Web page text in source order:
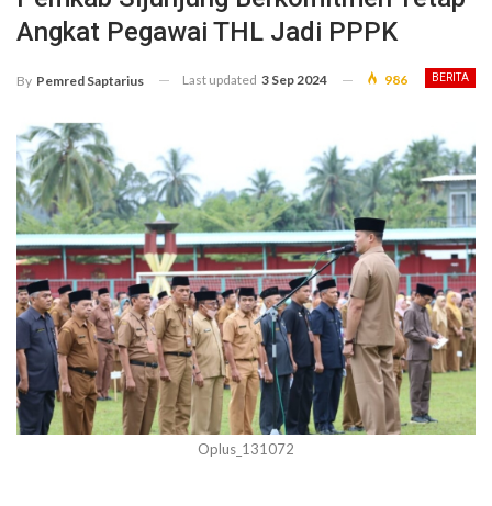
Angkat Pegawai THL Jadi PPPK
BERITA
By Pemred Saptarius Last updated 3 Sep 2024 986
Oplus_131072